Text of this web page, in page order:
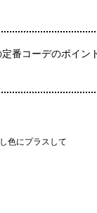
番コーデのポイン
色にプラスして